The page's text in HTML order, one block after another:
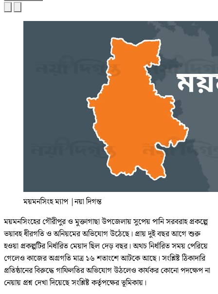
ময়মনসিংহ ম্যাপ |নয়া দিগন্ত
ময়মনসিংহের গৌরীপুর ও মুক্তাগাছা উপজেলায় সুপেয় পানি সরবরাহ প্রকল্পে
ভয়াবহ ধীরগতি ও অনিয়মের অভিযোগ উঠেছে। প্রায় দুই বছর আগে শুরু
হওয়া প্রকল্পটির নির্ধারিত মেয়াদ ছিল দেড় বছর। অথচ নির্ধারিত সময় পেরিয়ে
গেলেও কাজের অগ্রগতি মাত্র ১৬ শতাংশে আটকে আছে। সংশ্লিষ্ট ঠিকাদারি
প্রতিষ্ঠানের বিরুদ্ধে গাফিলতির অভিযোগ উঠলেও কার্যকর কোনো পদক্ষেপ না
নেয়ায় প্রশ্ন দেখা দিয়েছে সংশ্লিষ্ট কর্তৃপক্ষের ভূমিকায়।